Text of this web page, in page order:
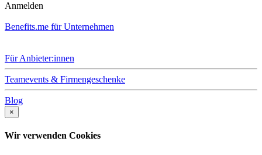
Anmelden
Benefits.me für Unternehmen
Für Anbieter:innen
Teamevents & Firmengeschenke
Blog
×
Wir verwenden Cookies